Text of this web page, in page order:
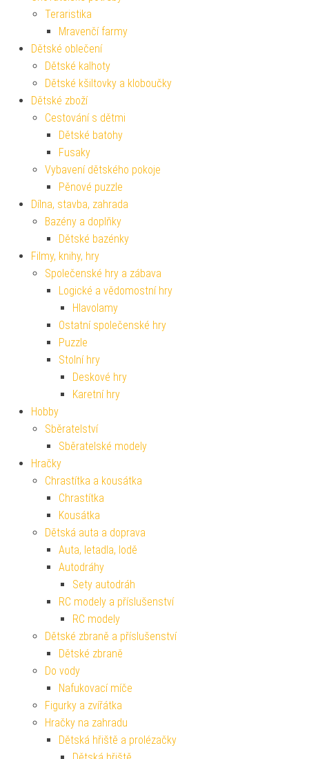
Teraristika
Mravenčí farmy
Dětské oblečení
Dětské kalhoty
Dětské kšiltovky a kloboučky
Dětské zboží
Cestování s dětmi
Dětské batohy
Fusaky
Vybavení dětského pokoje
Pěnové puzzle
Dílna, stavba, zahrada
Bazény a doplňky
Dětské bazénky
Filmy, knihy, hry
Společenské hry a zábava
Logické a vědomostní hry
Hlavolamy
Ostatní společenské hry
Puzzle
Stolní hry
Deskové hry
Karetní hry
Hobby
Sběratelství
Sběratelské modely
Hračky
Chrastítka a kousátka
Chrastítka
Kousátka
Dětská auta a doprava
Auta, letadla, lodě
Autodráhy
Sety autodráh
RC modely a příslušenství
RC modely
Dětské zbraně a příslušenství
Dětské zbraně
Do vody
Nafukovací míče
Figurky a zvířátka
Hračky na zahradu
Dětská hřiště a prolézačky